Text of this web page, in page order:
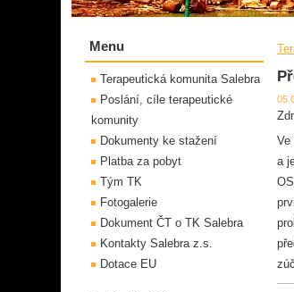
Ve
a
Menu
Terapeutická komunita Salebra
Poslání, cíle terapeutické
komunity
Dokumenty ke stažení
Platba za pobyt
Tým TK
Fotogalerie
Dokument ČT o TK Salebra
Kontakty Salebra z.s.
Dotace EU